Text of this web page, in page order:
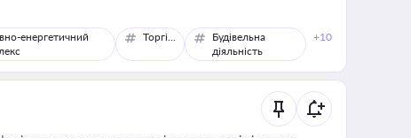
енергетичний
Торгівля
Будівельна
діяльність
+10